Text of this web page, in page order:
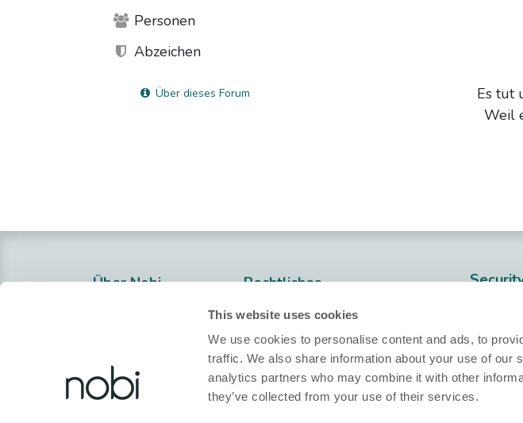
This website uses cookies
We use cookies to personalise content and ads, to
traffic. We also share information about your use of our
analytics partners who may combine it with other
they’ve collected from your use of their services.
Personen
Abzeichen
Über dieses Forum Es tut
Weil
Über Nobi
Nobi Pressroom
Nobi Broschüre
Rechtliches
Datenschutzerklärung
Cookie-Politik
Konformitätserklärung
Allgemeine
Nobi in
Projekt